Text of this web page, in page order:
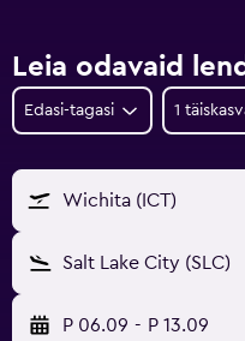
Leia odavaid
Edasi-tagasi 1
Wichita (ICT)
Salt Lake City (SLC)
P 06.09 - P 13.09